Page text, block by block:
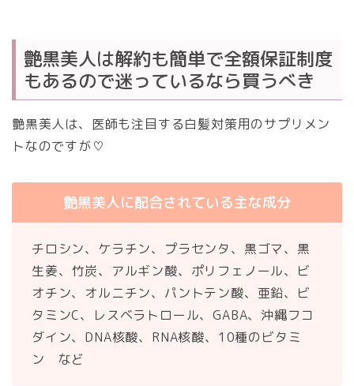
艶黒美人は解約も簡単で全額保証制度
もあるので迷っているなら買うべき
艶黒美人は、医師も注目する白髪対策用のサプリメン
トなのですが♡
艶黒美人に配合されている主な成分
チロシン、ケラチン、プラセンタ、黒ゴマ、黒
生姜、竹炭、アルギン酸、ポリフェノール、ビ
オチン、オルニチン、パントテン酸、亜鉛、ビ
タミンC、レスベラトロール、GABA、沖縄フコ
ダイン、DNA核酸、RNA核酸、10種のビタミ
ン など